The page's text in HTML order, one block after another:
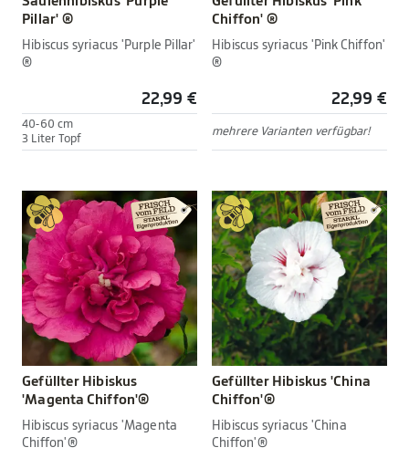
Pillar' ®
Hibiscus syriacus 'Purple Pillar'
®
22,99 €
40-60 cm
3 Liter Topf
Chiffon' ®
Hibiscus syriacus 'Pink Chiffon'
®
22,99 €
mehrere Varianten verfügbar!
Gefüllter Hibiskus
'Magenta Chiffon'®
Hibiscus syriacus 'Magenta
Chiffon'®
Gefüllter Hibiskus 'China
Chiffon'®
Hibiscus syriacus 'China
Chiffon'®